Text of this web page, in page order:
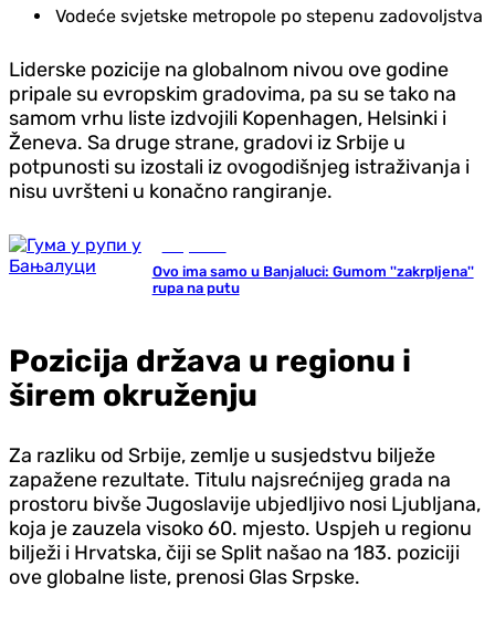
Vodeće svjetske metropole po stepenu zadovoljstva
Liderske pozicije na globalnom nivou ove godine
pripale su evropskim gradovima, pa su se tako na
samom vrhu liste izdvojili Kopenhagen, Helsinki i
Ženeva. Sa druge strane, gradovi iz Srbije u
potpunosti su izostali iz ovogodišnjeg istraživanja i
nisu uvršteni u konačno rangiranje.
Ovo ima samo u Banjaluci: Gumom ''zakrpljena''
rupa na putu
Pozicija država u regionu i
širem okruženju
Za razliku od Srbije, zemlje u susjedstvu bilježe
zapažene rezultate. Titulu najsrećnijeg grada na
prostoru bivše Jugoslavije ubjedljivo nosi Ljubljana,
koja je zauzela visoko 60. mjesto. Uspjeh u regionu
bilježi i Hrvatska, čiji se Split našao na 183. poziciji
ove globalne liste, prenosi Glas Srpske.